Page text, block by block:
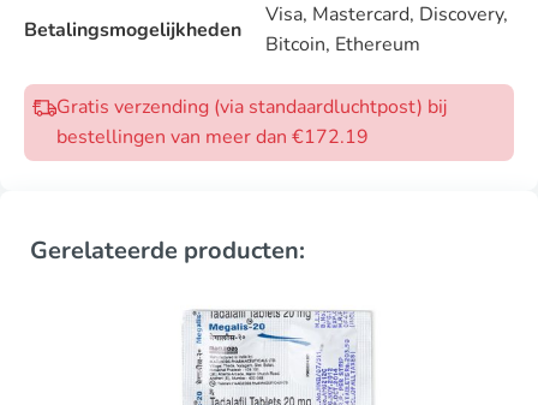
Betalingsmogelijkheden
Visa, Mastercard, Discovery,
Bitcoin, Ethereum
Gratis verzending (via standaardluchtpost) bij
bestellingen van meer dan €172.19
Gerelateerde producten: